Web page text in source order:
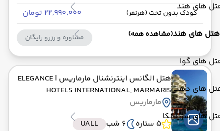
های هند
هتل های هند(مشاهده همه)
های گوا
های دهلی
های سریلانکا
کودک بدون تخت (هرنفر) ۲۲٬۹۹۰٬۰۰۰ تومان
مشاوره و رزرو رایگان
هتل الگانس اینترنشنال مارماریس | ELEGANCE
HOTELS INTERNATIONAL, MARMARIS
مارماریس
5 ستاره
6 شب UALL